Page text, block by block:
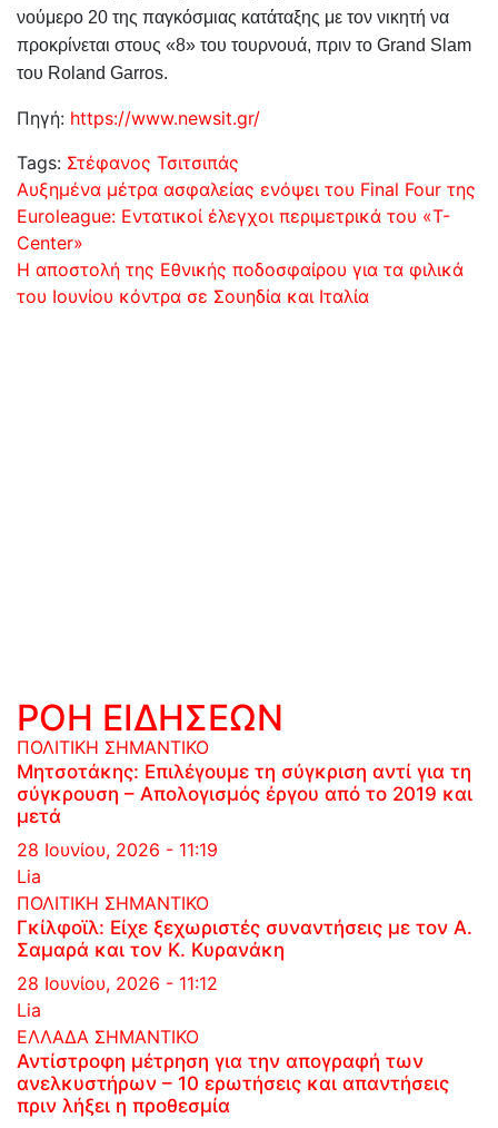
νούμερο 20 της παγκόσμιας κατάταξης με τον νικητή να
προκρίνεται στους «8» του τουρνουά, πριν το Grand Slam
του Roland Garros.
Πηγή: https://www.newsit.gr/
Tags: Στέφανος Τσιτσιπάς
Πλοήγηση
άρθρων
Αυξημένα μέτρα ασφαλείας ενόψει του Final Four της
Euroleague: Εντατικοί έλεγχοι περιμετρικά του «T-
Center»
Η αποστολή της Εθνικής ποδοσφαίρου για τα φιλικά
του Ιουνίου κόντρα σε Σουηδία και Ιταλία
ΡΟΗ ΕΙΔΗΣΕΩΝ
ΠΟΛΙΤΙΚΗ ΣΗΜΑΝΤΙΚΟ
Μητσοτάκης: Επιλέγουμε τη σύγκριση αντί για τη
σύγκρουση – Απολογισμός έργου από το 2019 και
μετά
28 Ιουνίου, 2026 - 11:19
Lia
ΠΟΛΙΤΙΚΗ ΣΗΜΑΝΤΙΚΟ
Γκίλφοϊλ: Είχε ξεχωριστές συναντήσεις με τον Α.
Σαμαρά και τον Κ. Κυρανάκη
28 Ιουνίου, 2026 - 11:12
Lia
ΕΛΛΑΔΑ ΣΗΜΑΝΤΙΚΟ
Αντίστροφη μέτρηση για την απογραφή των
ανελκυστήρων – 10 ερωτήσεις και απαντήσεις
πριν λήξει η προθεσμία